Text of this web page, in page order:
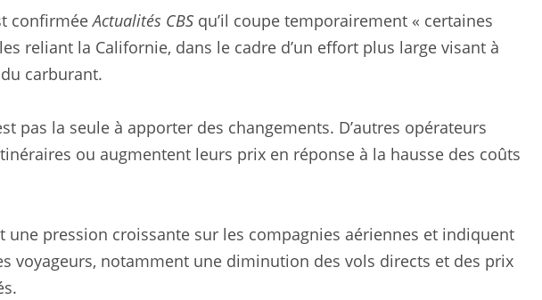
confirméeActualités CBS qu’il coupe temporairement « certaines
reliant la Californie, dans le cadre d’un effort plus large visant à
carburant.
pas la seule à apporter des changements. D’autres opérateurs
ou augmentent leurs prix en réponse à la hausse des coûts
une pression croissante sur les compagnies aériennes et indiquent
voyageurs, notamment une diminution des vols directs et des prix